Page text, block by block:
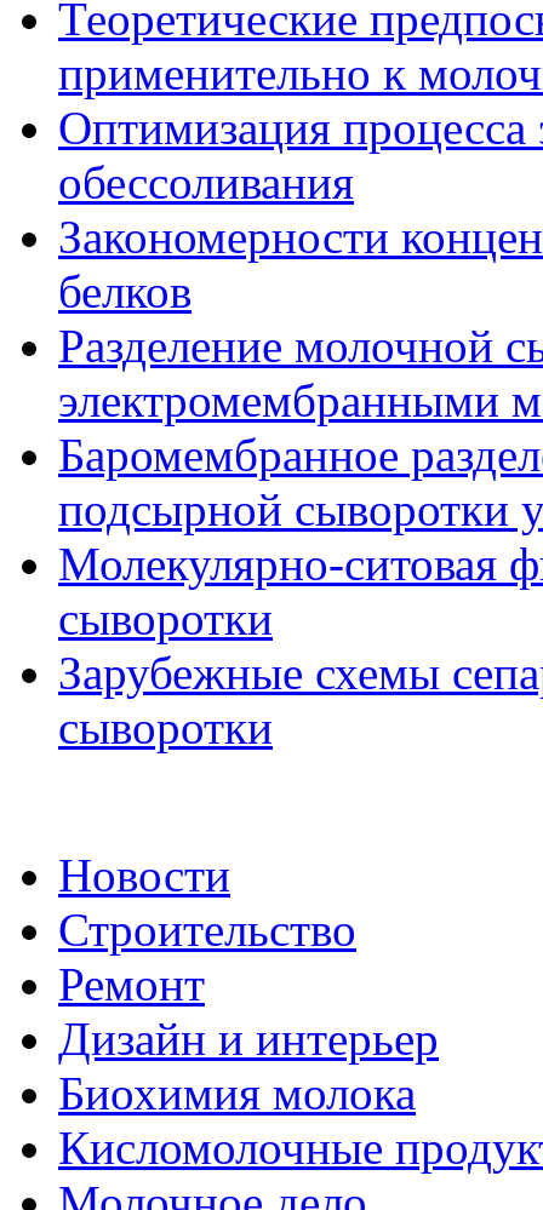
Теоретические
применительно к
Оптимизация процесса
обессоливания
Закономерности
белков
Разделение молочной
электромембранными
Баромембранное
подсырной сыворотки
Молекулярно-ситовая
сыворотки
Зарубежные схемы
сыворотки
Новости
Строительство
Ремонт
Дизайн и интерьер
Биохимия молока
Кисломолочные